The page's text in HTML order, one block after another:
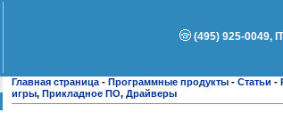
(495) 925-0049,
Главная страница - Программные продукты - Статьи -
игры, Прикладное ПО, Драйверы